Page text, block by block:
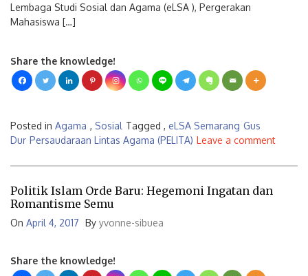
Lembaga Studi Sosial dan Agama (eLSA ), Pergerakan
Mahasiswa […]
Share the knowledge!
Posted in Agama , Sosial Tagged , eLSA Semarang Gus
Dur Persaudaraan Lintas Agama (PELITA) Leave a comment
Politik Islam Orde Baru: Hegemoni Ingatan dan
Romantisme Semu
On April 4, 2017 By yvonne-sibuea
Share the knowledge!